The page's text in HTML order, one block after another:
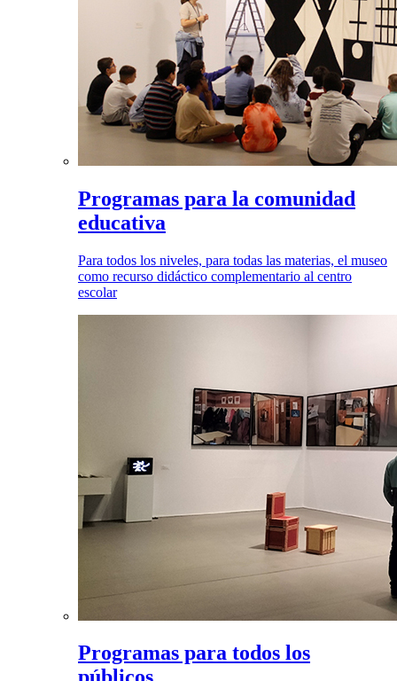
Programas para la comunidad
educativa
Para todos los niveles, para todas las materias, el museo
como recurso didáctico complementario al centro
escolar
Programas para todos los